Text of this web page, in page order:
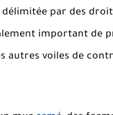
par des
important de
autres voiles de